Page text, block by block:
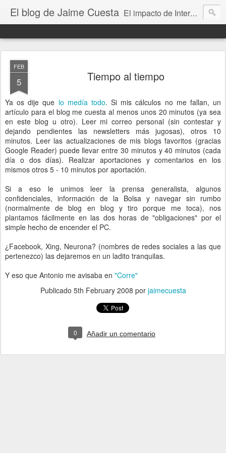
El blog de Jaime Cuesta El impacto de Internet en la sociedad visto con mis propios ojos
FEB
5 Tiempo al tiempo
Ya os dije que lo medía todo. Si mis cálculos no me fallan, un
artículo para el blog me cuesta al menos unos 20 minutos (ya sea
en este blog u otro). Leer mi correo personal (sin contestar y
dejando pendientes las newsletters más jugosas), otros 10
minutos. Leer las actualizaciones de mis blogs favoritos (gracias
Google Reader) puede llevar entre 30 minutos y 40 minutos (cada
día o dos días). Realizar aportaciones y comentarios en los
mismos otros 5 - 10 minutos por aportación.
Si a eso le unimos leer la prensa generalista, algunos
confidenciales, información de la Bolsa y navegar sin rumbo
(normalmente de blog en blog y tiro porque me toca), nos
plantamos fácilmente en las dos horas de "obligaciones" por el
simple hecho de encender el PC.
¿Facebook, Xing, Neurona? (nombres de redes sociales a las que
pertenezco) las dejaremos en un ladito tranquilas.
Y eso que Antonio me avisaba en "Corre"
Publicado 5th February 2008 por jaimecuesta
0 Añadir un comentario